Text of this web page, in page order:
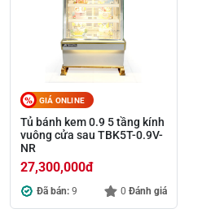
GIÁ ONLINE
Tủ bánh kem 0.9 5 tầng kính
vuông cửa sau TBK5T-0.9V-
NR
27,300,000đ
Đã bán: 9 0 Đánh giá